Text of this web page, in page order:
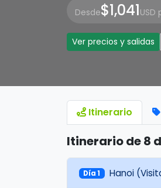
Desde$1,041USD
Ver precios y salidas
Itinerario
Itinerario de 8
Día 1 Hanoi